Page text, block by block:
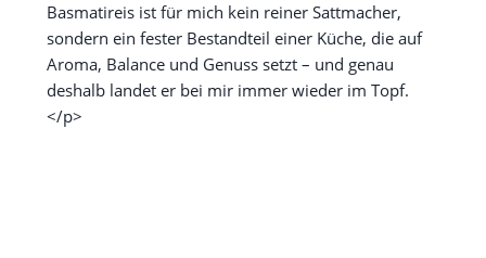
Basmatireis ist für mich kein reiner Sattmacher,
sondern ein fester Bestandteil einer Küche, die auf
Aroma, Balance und Genuss setzt – und genau
deshalb landet er bei mir immer wieder im Topf.
</p>